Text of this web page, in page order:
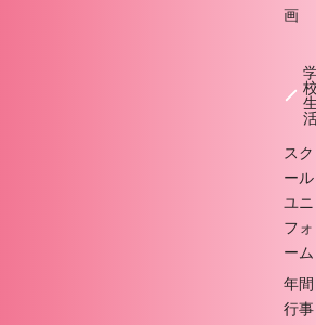
画
スク
ール
ユニ
フォ
ーム
年間
行事